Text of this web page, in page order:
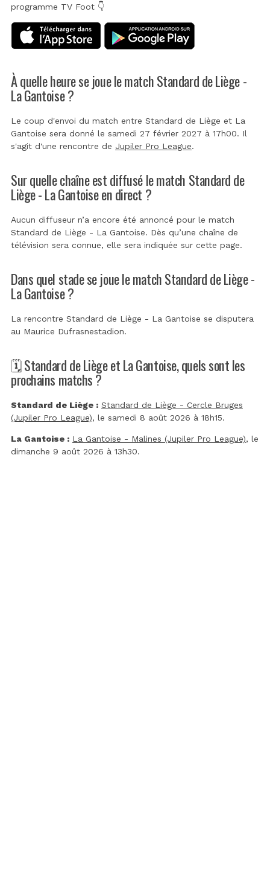
programme TV Foot 👇
À quelle heure se joue le match Standard de Liège -
La Gantoise ?
Le coup d'envoi du match entre Standard de Liège et La
Gantoise sera donné le samedi 27 février 2027 à 17h00. Il
s'agit d'une rencontre de Jupiler Pro League.
Sur quelle chaîne est diffusé le match Standard de
Liège - La Gantoise en direct ?
Aucun diffuseur n’a encore été annoncé pour le match
Standard de Liège - La Gantoise. Dès qu’une chaîne de
télévision sera connue, elle sera indiquée sur cette page.
Dans quel stade se joue le match Standard de Liège -
La Gantoise ?
La rencontre Standard de Liège - La Gantoise se disputera
au Maurice Dufrasnestadion.
🗓️ Standard de Liège et La Gantoise, quels sont les
prochains matchs ?
Standard de Liège : Standard de Liège - Cercle Bruges
(Jupiler Pro League), le samedi 8 août 2026 à 18h15.
La Gantoise : La Gantoise - Malines (Jupiler Pro League), le
dimanche 9 août 2026 à 13h30.